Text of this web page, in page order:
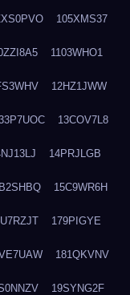
105XMS37
1103WHO1
12HZ1JWW
13COV7L8
14PRJLGB
15C9WR6H
179PIGYE
181QKVNV
19SYNG2F